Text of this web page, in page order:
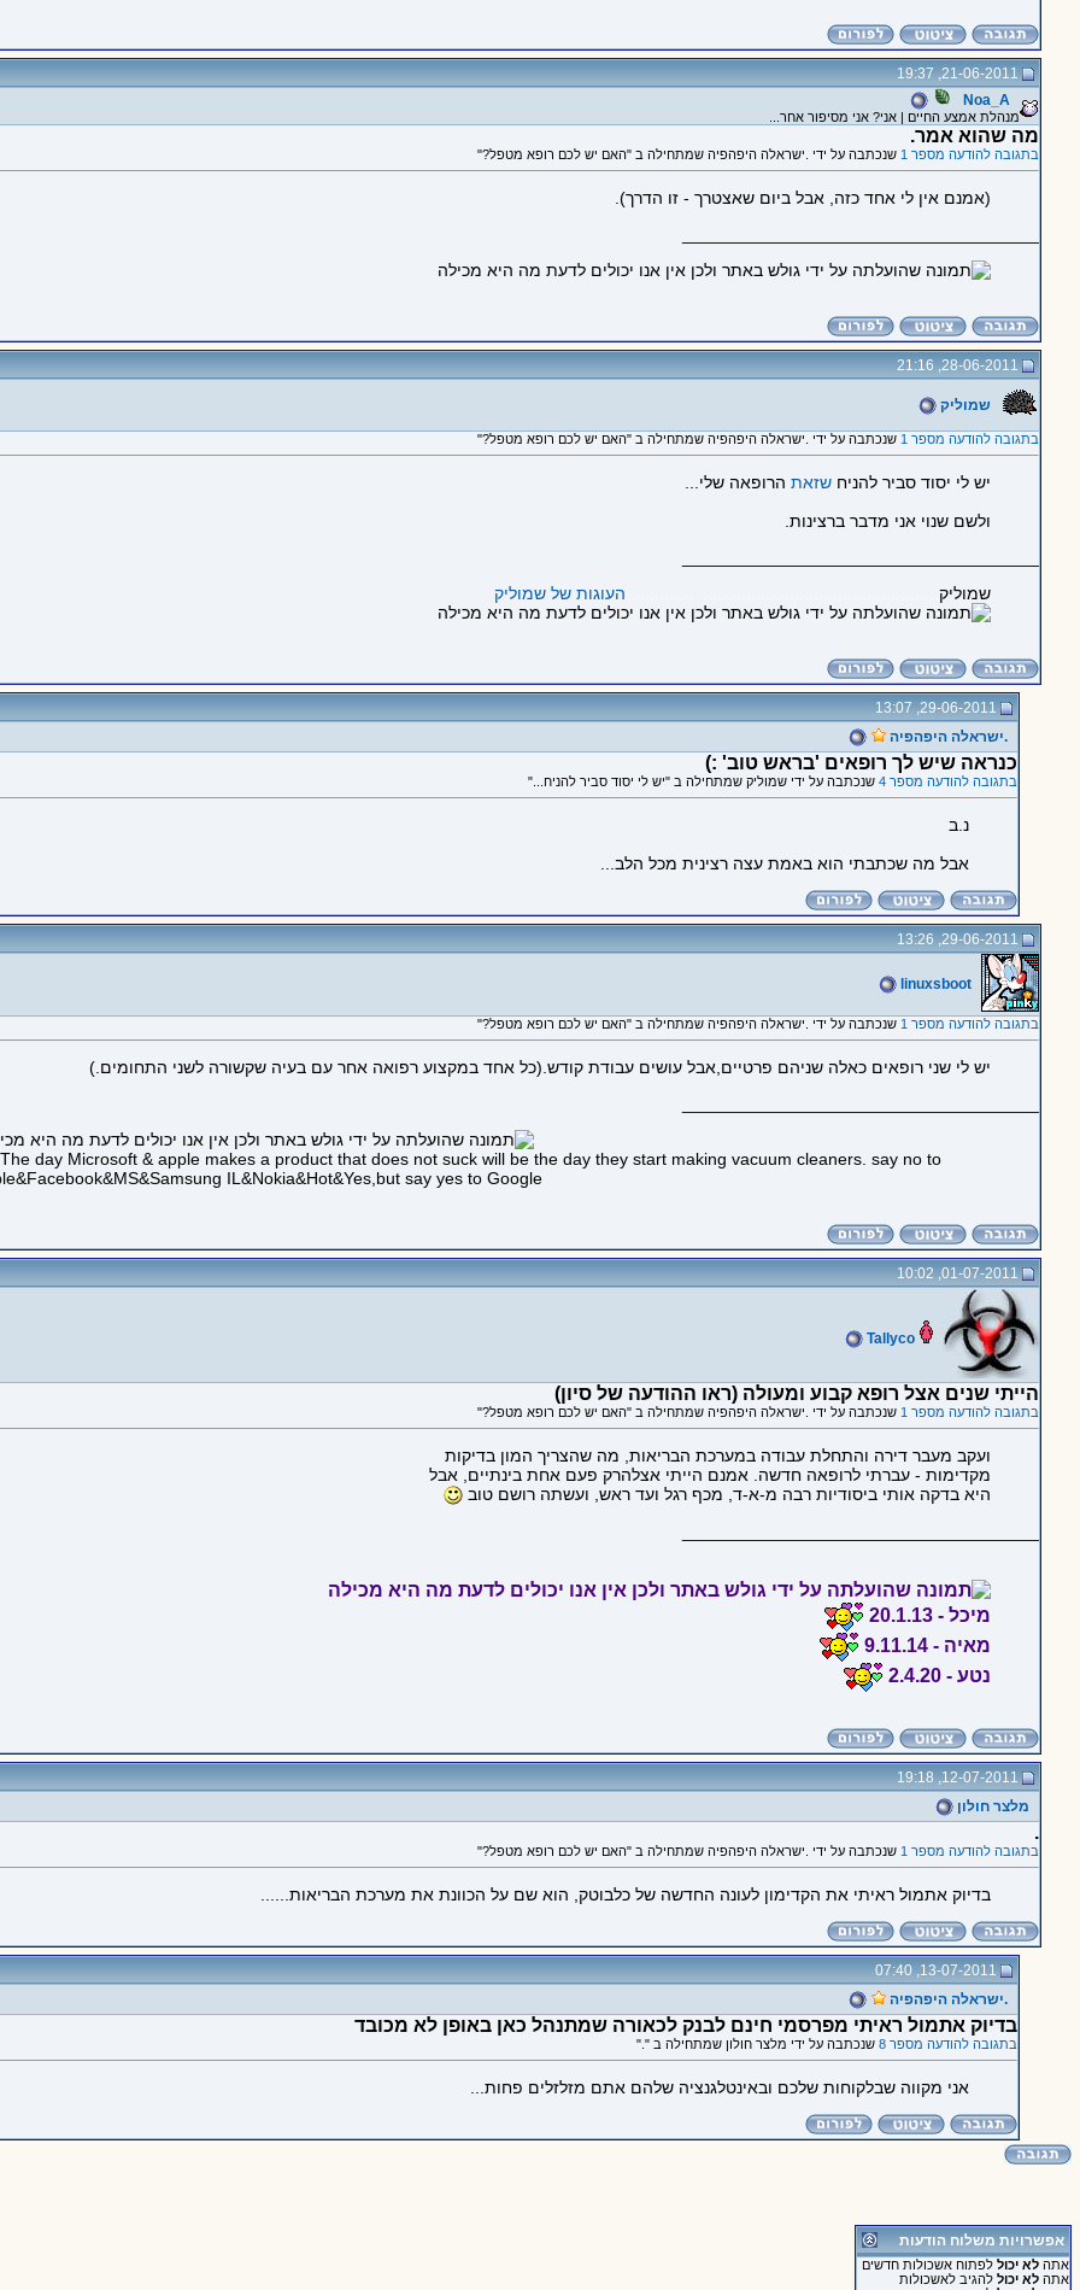
21-06-2011, 19:37
Noa_A
מנהלת אמצע החיים | אני? אני מסיפור אחר...
מה שהוא אמר.
בתגובה להודעה מספר 1 שנכתבה על ידי .ישראלה היפהפיה שמתחילה ב "האם יש לכם רופא מטפל?"
(אמנם אין לי אחד כזה, אבל ביום שאצטרך - זו הדרך).
28-06-2011, 21:16
שמוליק
בתגובה להודעה מספר 1 שנכתבה על ידי .ישראלה היפהפיה שמתחילה ב "האם יש לכם רופא מטפל?"
יש לי יסוד סביר להניח שזאתהרופאה שלי...
ולשם שנוי אני מדבר ברצינות.
שמוליק.................................................. .............. העוגות של שמוליק
29-06-2011, 13:07
.ישראלה היפהפיה
כנראה שיש לך רופאים 'בראש טוב' :)
בתגובה להודעה מספר 4 שנכתבה על ידי שמוליק שמתחילה ב "יש לי יסוד סביר להניח..."
נ.ב
אבל מה שכתבתי הוא באמת עצה רצינית מכל הלב...
29-06-2011, 13:26
linuxsboot
בתגובה להודעה מספר 1 שנכתבה על ידי .ישראלה היפהפיה שמתחילה ב "האם יש לכם רופא מטפל?"
יש לי שני רופאים כאלה שניהם פרטיים,אבל עושים עבודת קודש.(כל אחד במקצוע רפואה אחר עם בעיה שקשורה לשני התחומים.)
day Microsoft & apple makes a product that does not suck will be the day they start making vacuum cleaners. say no to
IL&Nokia&Hot&Yes,but say yes to Google
01-07-2011, 10:02
Tallyco
הייתי שנים אצל רופא קבוע ומעולה (ראו ההודעה של סיון)
בתגובה להודעה מספר 1 שנכתבה על ידי .ישראלה היפהפיה שמתחילה ב "האם יש לכם רופא מטפל?"
ועקב מעבר דירה והתחלת עבודה במערכת הבריאות, מה שהצריך המון בדיקות
מקדימות - עברתי לרופאה חדשה. אמנם הייתי אצלהרק פעם אחת בינתיים, אבל
היא בדקה אותי ביסודיות רבה מ-א-ד, מכף רגל ועד ראש, ועשתה רושם טוב
מיכל - 20.1.13
מאיה - 9.11.14
נטע - 2.4.20
12-07-2011, 19:18
מלצר חולון
.
בתגובה להודעה מספר 1 שנכתבה על ידי .ישראלה היפהפיה שמתחילה ב "האם יש לכם רופא מטפל?"
בדיוק אתמול ראיתי את הקדימון לעונה החדשה של כלבוטק, הוא שם על הכוונת את מערכת הבריאות......
13-07-2011, 07:40
.ישראלה היפהפיה
בדיוק אתמול ראיתי מפרסמי חינם לבנק לכאורה שמתנהל כאן באופן לא מכובד
בתגובה להודעה מספר 8 שנכתבה על ידי מלצר חולון שמתחילה ב "."
אני מקווה שבלקוחות שלכם ובאינטלגנציה שלהם אתם מזלזלים פחות...
אפשרויות משלוח הודעות
אתה לא יכוללפתוח אשכולות חדשים
אתה לא יכוללהגיב לאשכולות